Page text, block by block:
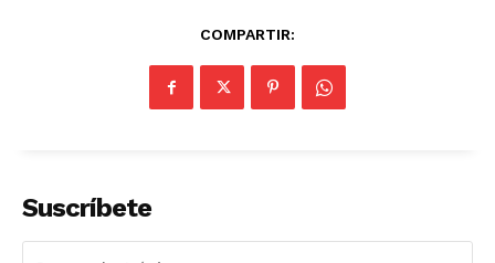
COMPARTIR:
Suscríbete